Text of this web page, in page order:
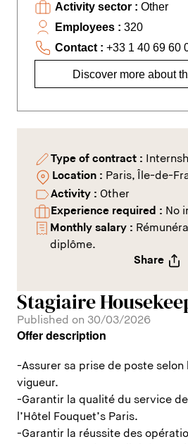
Activity sector : Other
Employees : 320
Contact : +33 1 40 69 60
Discover more about
Type of contract :
Location : Paris, Île-de-
Activity : Other
Experience required : No
Monthly salary :
diplôme.
Share
Stagiaire
Published on 30/03/2026
Offer description
-Assurer sa prise de poste selon
vigueur.
-Garantir la qualité du service
l’Hôtel Fouquet’s Paris.
-Garantir la réussite des